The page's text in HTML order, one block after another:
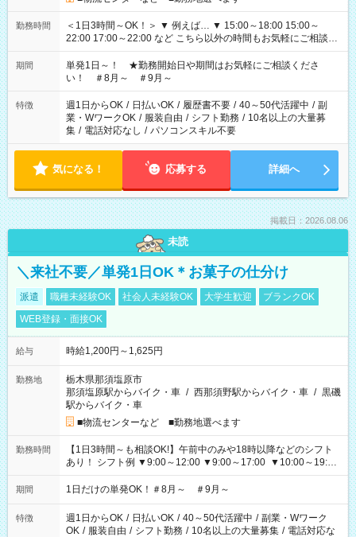
勤務時間
＜1日3時間～OK！＞ ▼ 例えば… ▼ 15:00～18:00 15:00～
22:00 17:00～22:00 など こちら以外の時間もお気軽にご相談く
ださい！
期間
単発1日～！ ★勤務開始日や期間はお気軽にご相談くださ
い！ ＃8月～ ＃9月～
特徴 週1日からOK / 日払いOK / 履歴書不要 / 40～50代活躍中 / 副
業・WワークOK / 服装自由 / シフト勤務 / 10名以上の大量募
集 / 電話対応なし / パソコンスキル不要
気になる！ 応募する 詳細へ
掲載日：2026.08.06
未読
＼来社不要／単発1日OK＊お菓子の仕分け
派遣 職種未経験OK 社会人未経験OK 大学生歓迎
ブランクOK
WEB登録・面接OK
給与 時給1,200円～1,625円
勤務地
栃木県那須塩原市
那須塩原駅からバイク・車 / 西那須野駅からバイク・車 / 黒磯
駅からバイク・車
■物流センターなど ■勤務地選べます
勤務時間
【1日3時間～も相談OK!】午前中のみや18時以降などのシフト
あり！ シフト例 ▼9:00～12:00 ▼9:00～17:00 ▼10:00～19:00
▼18:00～21:00
期間 1日だけの単発OK！＃8月～ ＃9月～
特徴 週1日からOK / 日払いOK / 40～50代活躍中 / 副業・Wワーク
OK / 服装自由 / シフト勤務 / 10名以上の大量募集 / 電話対応な